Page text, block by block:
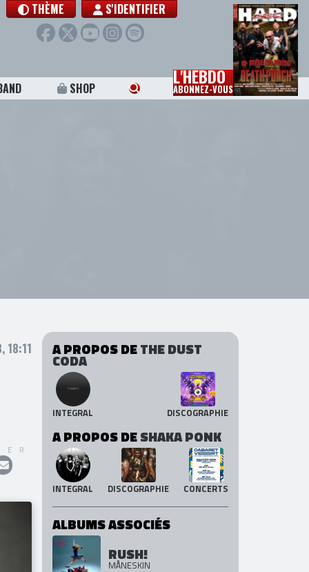
THÈME S'IDENTIFIER
SHOP L'HEBDO
ABONNEZ-VOUS
A PROPOS DE THE DUST
CODA
INTEGRAL DISCOGRAPHIE
A PROPOS DESHAKA PONK
INTEGRAL DISCOGRAPHIE
ALBUMS ASSOCIÉS